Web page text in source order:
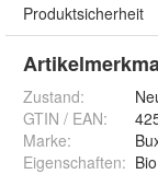
Produktsicherheit
Zustand:
GTIN / EAN:
Marke:
Eigenschaften: Bio